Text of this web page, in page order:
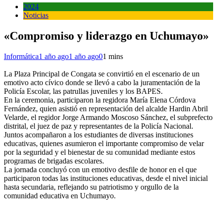
2024
Noticias
«Compromiso y liderazgo en Uchumayo»
Informática1 año ago1 año ago01 mins
La Plaza Principal de Congata se convirtió en el escenario de un
emotivo acto cívico donde se llevó a cabo la juramentación de la
Policía Escolar, las patrullas juveniles y los BAPES.
En la ceremonia, participaron la regidora María Elena Córdova
Fernández, quien asistió en representación del alcalde Hardin Abril
Velarde, el regidor Jorge Armando Moscoso Sánchez, el subprefecto
distrital, el juez de paz y representantes de la Policía Nacional.
Juntos acompañaron a los estudiantes de diversas instituciones
educativas, quienes asumieron el importante compromiso de velar
por la seguridad y el bienestar de su comunidad mediante estos
programas de brigadas escolares.
La jornada concluyó con un emotivo desfile de honor en el que
participaron todas las instituciones educativas, desde el nivel inicial
hasta secundaria, reflejando su patriotismo y orgullo de la
comunidad educativa en Uchumayo.